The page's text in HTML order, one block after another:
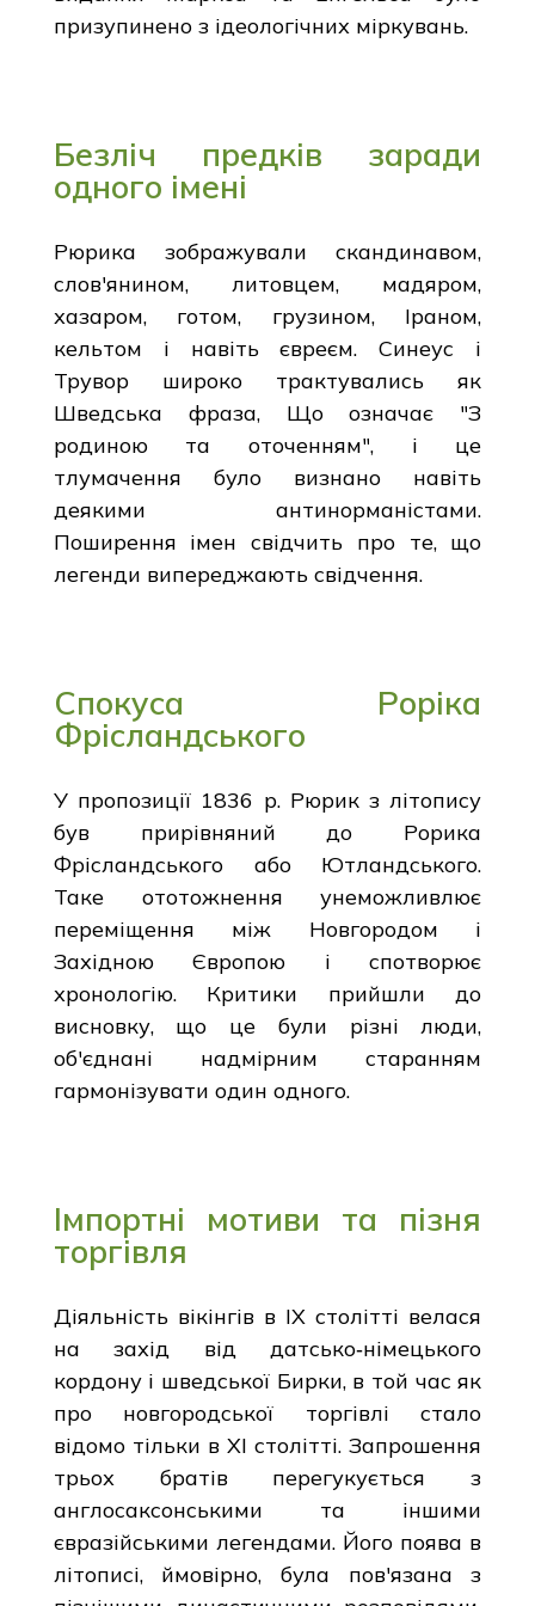
призупинено з ідеологічних міркувань.
Безліч предків заради
одного імені
Рюрика зображували скандинавом,
слов'янином, литовцем, мадяром,
хазаром, готом, грузином, Іраном,
кельтом і навіть євреєм. Синеус і
Трувор широко трактувались як
Шведська фраза, Що означає "З
родиною та оточенням", і це
тлумачення було визнано навіть
деякими антинорманістами.
Поширення імен свідчить про те, що
легенди випереджають свідчення.
Спокуса Роріка
Фрісландського
У пропозиції 1836 р. Рюрик з літопису
був прирівняний до Рорика
Фрісландського або Ютландського.
Таке ототожнення унеможливлює
переміщення між Новгородом і
Західною Європою і спотворює
хронологію. Критики прийшли до
висновку, що це були різні люди,
об'єднані надмірним старанням
гармонізувати один одного.
Імпортні мотиви та пізня
торгівля
Діяльність вікінгів в IX столітті велася
на захід від датсько‑німецького
кордону і шведської Бирки, в той час як
про новгородської торгівлі стало
відомо тільки в XI столітті. Запрошення
трьох братів перегукується з
англосаксонськими та іншими
євразійськими легендами. Його поява в
літописі, ймовірно, була пов'язана з